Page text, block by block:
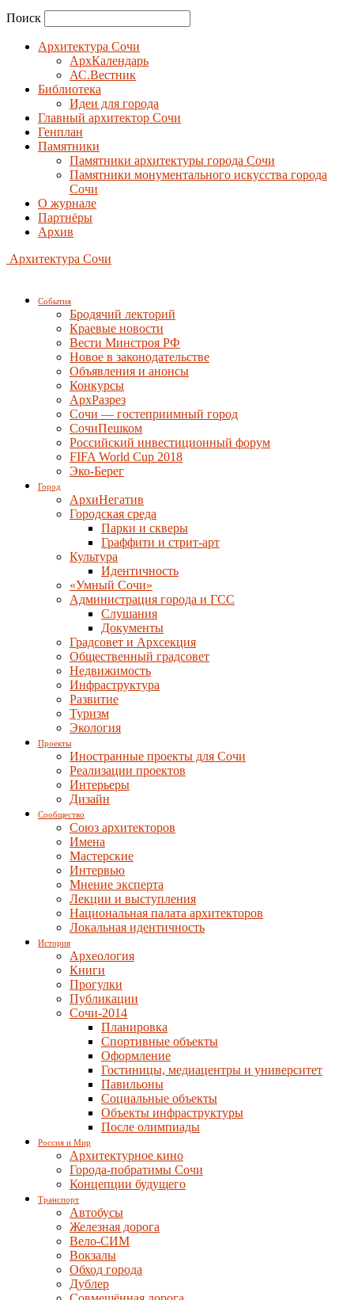
Поиск
Архитектура Сочи
АрхКалендарь
АС.Вестник
Библиотека
Идеи для города
Главный архитектор Сочи
Генплан
Памятники
Памятники архитектуры города Сочи
Памятники монументального искусства города
Сочи
О журнале
Партнёры
Архив
Архитектура Сочи
События
Бродячий лекторий
Краевые новости
Вести Минстроя РФ
Новое в законодательстве
Объявления и анонсы
Конкурсы
АрхРазрез
Сочи — гостеприимный город
СочиПешком
Российский инвестиционный форум
FIFA World Cup 2018
Эко-Берег
Город
АрхиНегатив
Городская среда
Парки и скверы
Граффити и стрит-арт
Культура
Идентичность
«Умный Сочи»
Администрация города и ГСС
Слушания
Документы
Градсовет и Архсекция
Общественный градсовет
Недвижимость
Инфраструктура
Развитие
Туризм
Экология
Проекты
Иностранные проекты для Сочи
Реализации проектов
Интерьеры
Дизайн
Сообщество
Союз архитекторов
Имена
Мастерские
Интервью
Мнение эксперта
Лекции и выступления
Национальная палата архитекторов
Локальная идентичность
История
Археология
Книги
Прогулки
Публикации
Сочи-2014
Планировка
Спортивные объекты
Оформление
Гостиницы, медиацентры и университет
Павильоны
Социальные объекты
Объекты инфраструктуры
После олимпиады
Россия и Мир
Архитектурное кино
Города-побратимы Сочи
Концепции будущего
Транспорт
Автобусы
Железная дорога
Вело-СИМ
Вокзалы
Обход города
Дублер